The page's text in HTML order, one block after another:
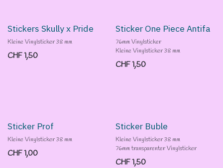
Stickers Skully x Pride
Kleine Vinylsticker 38 mm
CHF1,50
Sticker One Piece Antifa
76mm Vinylsticker
Kleine Vinylsticker 38 mm
CHF1,50
Sticker Prof
Kleine Vinylsticker 38 mm
CHF1,00
Sticker Buble
Kleine Vinylsticker 38 mm
76mm transparenter Vinylsticker
CHF1,50